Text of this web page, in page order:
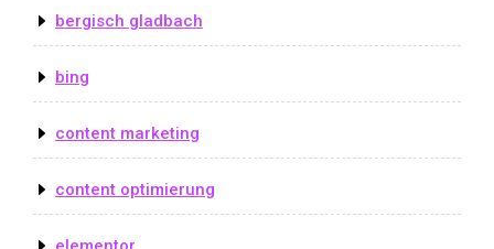
bergisch gladbach
bing
content marketing
content optimierung